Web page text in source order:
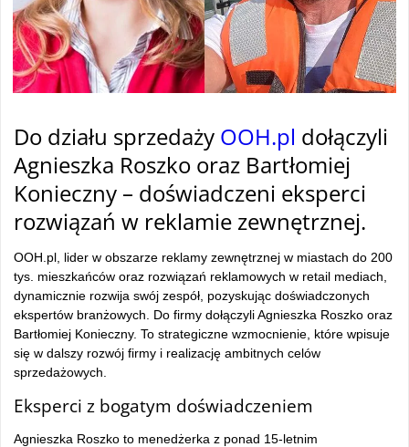
Do działu sprzedaży OOH.pl dołączyli
Agnieszka Roszko oraz Bartłomiej
Konieczny – doświadczeni eksperci
rozwiązań w reklamie zewnętrznej.
OOH.pl, lider w obszarze reklamy zewnętrznej w miastach do 200
tys. mieszkańców oraz rozwiązań reklamowych w retail mediach,
dynamicznie rozwija swój zespół, pozyskując doświadczonych
ekspertów branżowych. Do firmy dołączyli Agnieszka Roszko oraz
Bartłomiej Konieczny. To strategiczne wzmocnienie, które wpisuje
się w dalszy rozwój firmy i realizację ambitnych celów
sprzedażowych.
Eksperci z bogatym doświadczeniem
Agnieszka Roszko to menedżerka z ponad 15-letnim